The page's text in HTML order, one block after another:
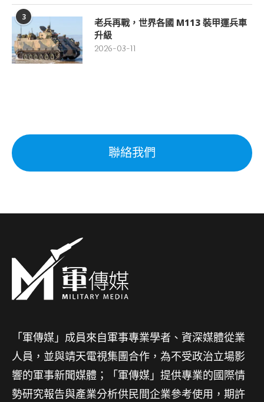
3
老兵再戰，世界各國 M113 裝甲運兵車
升級
2026-03-11
聯絡我們
「軍傳媒」成員來自軍事專業學者、資深媒體從業
人員，並與靖天電視集團合作，為不受政治立場影
響的軍事新聞媒體；「軍傳媒」提供專業的國際情
勢研究報告與產業分析供民間企業參考使用，期許